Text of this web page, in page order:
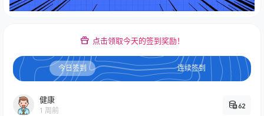
点击领取今天的签到奖励！
今日签到 连续签到
健康
1 周前
62